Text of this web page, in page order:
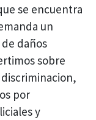
se encuentra
un
daños
sobre
por
y